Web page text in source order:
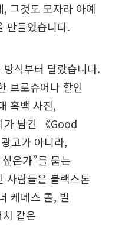
그것도 모자라 아예
만들었습니다.
식부터 달랐습니다.
브로슈어나 할인
흑백 사진,
가 담긴 《Good
고가 아니라,
은가”를 묻는
사람들은 블랙스톤
케네스 콜, 빌
같은